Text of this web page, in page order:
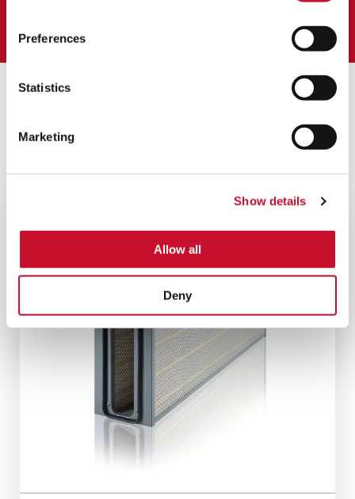
Preferences
Statistics
Marketing
Show details
Allow all
Deny